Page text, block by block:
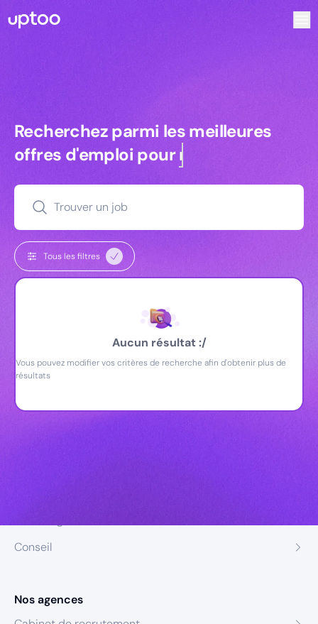
Recherchez parmi les meilleures
Recherchez parmi les meilleures
offres d'emploi pourmanagers
Trouver un job
Tous les filtres
Aucun résultat :/
Vous pouvez modifier vos critères de recherche afin d'obtenir plus de
résultats
Conseil
Nos agences